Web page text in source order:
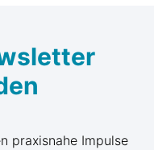
praxisnahe Impulse